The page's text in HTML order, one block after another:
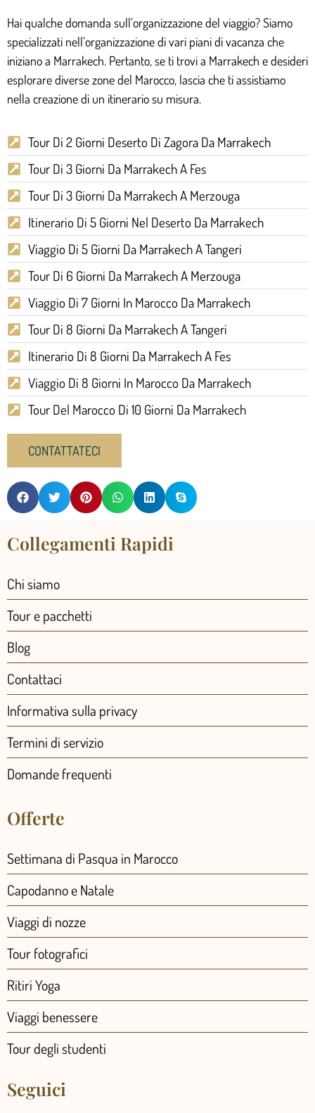
Hai qualche domanda sull’organizzazione del viaggio? Siamo
specializzati nell’organizzazione di vari piani di vacanza che
iniziano a Marrakech. Pertanto, se ti trovi a Marrakech e desideri
esplorare diverse zone del Marocco, lascia che ti assistiamo
nella creazione di un itinerario su misura.
Tour Di 2 Giorni Deserto Di Zagora Da Marrakech
Tour Di 3 Giorni Da Marrakech A Fes
Tour Di 3 Giorni Da Marrakech A Merzouga
Itinerario Di 5 Giorni Nel Deserto Da Marrakech
Viaggio Di 5 Giorni Da Marrakech A Tangeri
Tour Di 6 Giorni Da Marrakech A Merzouga
Viaggio Di 7 Giorni In Marocco Da Marrakech
Tour Di 8 Giorni Da Marrakech A Tangeri
Itinerario Di 8 Giorni Da Marrakech A Fes
Viaggio Di 8 Giorni In Marocco Da Marrakech
Tour Del Marocco Di 10 Giorni Da Marrakech
CONTATTATECI
Collegamenti Rapidi
Chi siamo
Tour e pacchetti
Blog
Contattaci
Informativa sulla privacy
Termini di servizio
Domande frequenti
Offerte
Settimana di Pasqua in Marocco
Capodanno e Natale
Viaggi di nozze
Tour fotografici
Ritiri Yoga
Viaggi benessere
Tour degli studenti
Seguici